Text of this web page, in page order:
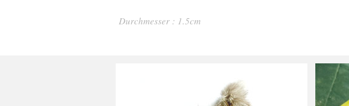
Durchmesser : 1.5cm